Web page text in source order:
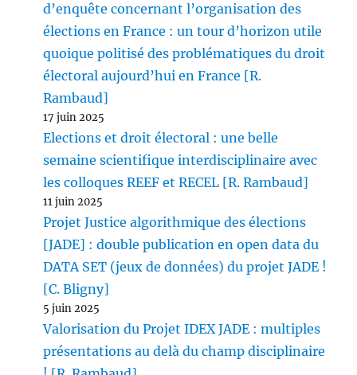
d’enquête concernant l’organisation des
élections en France : un tour d’horizon utile
quoique politisé des problématiques du droit
électoral aujourd’hui en France [R.
Rambaud]
17 juin 2025
Elections et droit électoral : une belle
semaine scientifique interdisciplinaire avec
les colloques REEF et RECEL [R. Rambaud]
11 juin 2025
Projet Justice algorithmique des élections
[JADE] : double publication en open data du
DATA SET (jeux de données) du projet JADE !
[C. Bligny]
5 juin 2025
Valorisation du Projet IDEX JADE : multiples
présentations au delà du champ disciplinaire